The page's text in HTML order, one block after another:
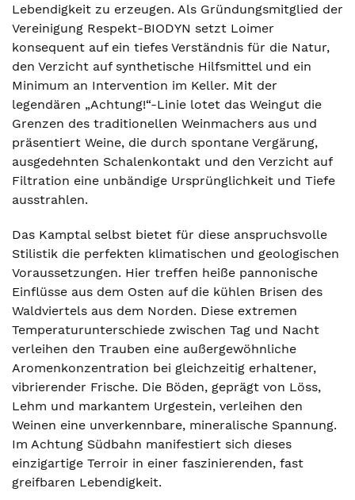
Lebendigkeit zu erzeugen. Als Gründungsmitglied der
Vereinigung Respekt-BIODYN setzt Loimer
konsequent auf ein tiefes Verständnis für die Natur,
den Verzicht auf synthetische Hilfsmittel und ein
Minimum an Intervention im Keller. Mit der
legendären „Achtung!“-Linie lotet das Weingut die
Grenzen des traditionellen Weinmachers aus und
präsentiert Weine, die durch spontane Vergärung,
ausgedehnten Schalenkontakt und den Verzicht auf
Filtration eine unbändige Ursprünglichkeit und Tiefe
ausstrahlen.
Das Kamptal selbst bietet für diese anspruchsvolle
Stilistik die perfekten klimatischen und geologischen
Voraussetzungen. Hier treffen heiße pannonische
Einflüsse aus dem Osten auf die kühlen Brisen des
Waldviertels aus dem Norden. Diese extremen
Temperaturunterschiede zwischen Tag und Nacht
verleihen den Trauben eine außergewöhnliche
Aromenkonzentration bei gleichzeitig erhaltener,
vibrierender Frische. Die Böden, geprägt von Löss,
Lehm und markantem Urgestein, verleihen den
Weinen eine unverkennbare, mineralische Spannung.
Im Achtung Südbahn manifestiert sich dieses
einzigartige Terroir in einer faszinierenden, fast
greifbaren Lebendigkeit.